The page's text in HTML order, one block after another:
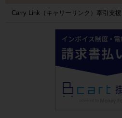
Carry Link（キャリーリンク）牽引支